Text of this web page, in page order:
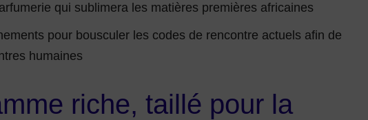
qui sublimera les matières premières africaines
pour bousculer les codes de rencontre actuels afin de
humaines
riche, taillé pour la